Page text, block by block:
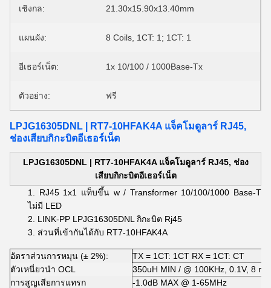
เชิงกล: 21.30x15.90x13.40mm
แผนผัง: 8 Coils, 1CT: 1; 1CT: 1
อีเธอร์เน็ต: 1x 10/100 / 1000Base-Tx
ตัวอย่าง: ฟรี
LPJG16305DNL | RT7-10HFAK4A แจ็คโมดูลาร์ RJ45,
ช่องเสียบกิกะบิตอีเธอร์เน็ต
LPJG16305DNL | RT7-10HFAK4A แจ็คโมดูลาร์ RJ45, ช่อง
เสียบกิกะบิตอีเธอร์เน็ต
RJ45 1x1 แท็บขึ้น w / Transformer 10/100/1000 Base-T
ไม่มี LED
LINK-PP LPJG16305DNL กิกะบิต Rj45
ส่วนที่เข้ากันได้กับ RT7-10HFAK4A
อัตราส่วนการหมุน (± 2%):
TX = 1CT: 1CT RX = 1CT: CT
ตัวเหนี่ยวนำ OCL
350uH MIN / @ 100KHz, 0.1V, 8
การสูญเสียการแทรก
-1.0dB MAX @ 1-65MHz